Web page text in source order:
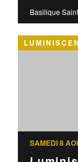
Basilique
SAMEDI 8